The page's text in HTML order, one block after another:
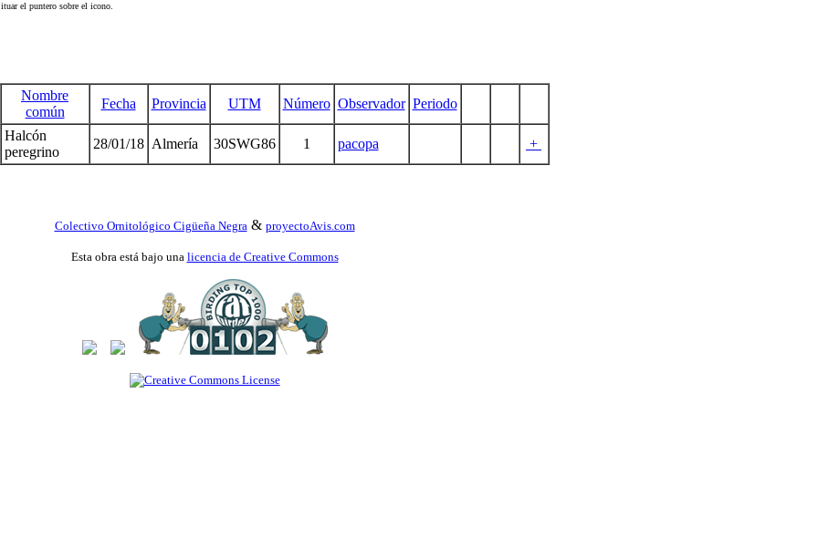
el puntero sobre el icono.
Nombre
común
Fecha Provincia UTM Número Observador Periodo
Halcón
peregrino
28/01/18 Almería 30SWG86 1 pacopa +
Colectivo Ornitológico Cigüeña Negra & proyectoAvis.com
Esta obra está bajo una licencia de Creative Commons